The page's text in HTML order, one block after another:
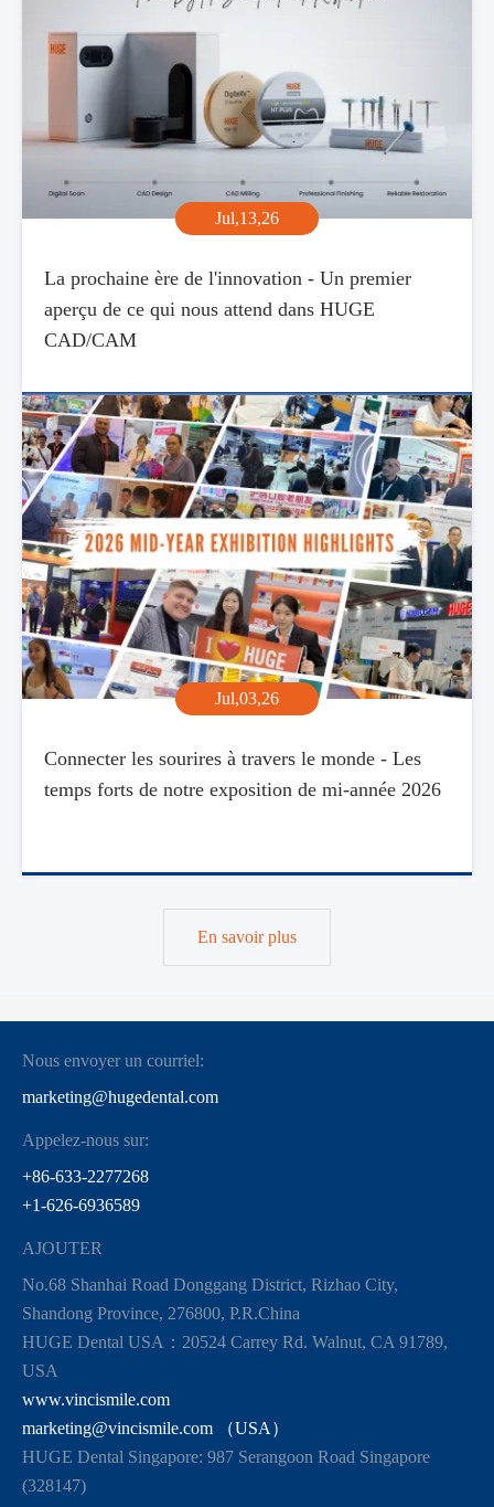
Jul,13,26
La prochaine ère de l'innovation - Un premier
aperçu de ce qui nous attend dans HUGE
CAD/CAM
Jul,03,26
Connecter les sourires à travers le monde - Les
temps forts de notre exposition de mi-année 2026
En savoir plus
Nous envoyer un courriel:
marketing@hugedental.com
Appelez-nous sur:
+86-633-2277268
+1-626-6936589
AJOUTER
No.68 Shanhai Road Donggang District, Rizhao City,
Shandong Province, 276800, P.R.China
HUGE Dental USA：20524 Carrey Rd. Walnut, CA 91789,
USA
www.vincismile.com
marketing@vincismile.com （USA）
HUGE Dental Singapore: 987 Serangoon Road Singapore
(328147)